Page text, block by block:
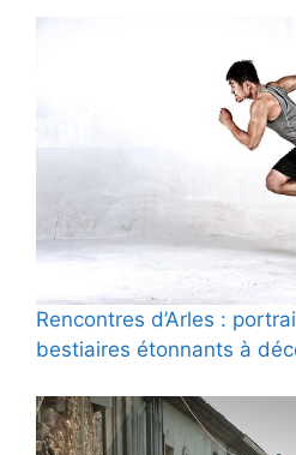
Rencontres d’Arles :
bestiaires étonnants à